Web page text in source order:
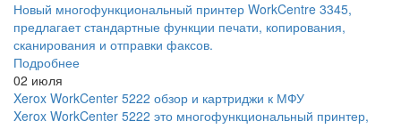
Новый многофункциональный принтер WorkCentre 3345,
предлагает стандартные функции печати, копирования,
сканирования и отправки факсов.
Подробнее
02 июля
Xerox WorkCenter 5222 обзор и картриджи к МФУ
Xerox WorkCenter 5222 это многофункциональный принтер,